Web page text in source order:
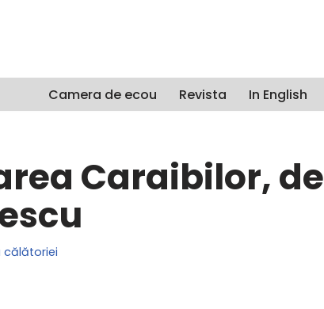
Camera de ecou Revista In English
Caraibilor, de
călătoriei